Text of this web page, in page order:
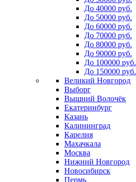
До 40000 руб.
До 50000 руб.
До 60000 руб.
До 70000 руб.
До 80000 руб.
До 90000 руб.
До 100000 руб.
До 150000 руб.
Великий Новгород
Выборг
Вышний Волочёк
Екатеринбург
Казань
Калининград
Карелия
Махачкала
Москва
Нижний Новгород
Новосибирск
Пермь